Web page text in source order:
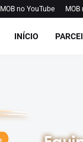
MOB no YouTube
INÍCIO